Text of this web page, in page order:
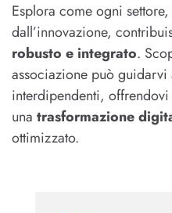
Esplora come ogni
dall’innovazione,
robusto e integrato.
associazione può guidarvi
interdipendenti,
una trasformazione
ottimizzato.